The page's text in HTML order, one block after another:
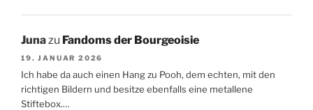
Juna zu Fandoms der Bourgeoisie
19. JANUAR 2026
Ich habe da auch einen Hang zu Pooh, dem echten, mit den
richtigen Bildern und besitze ebenfalls eine metallene
Stiftebox.…